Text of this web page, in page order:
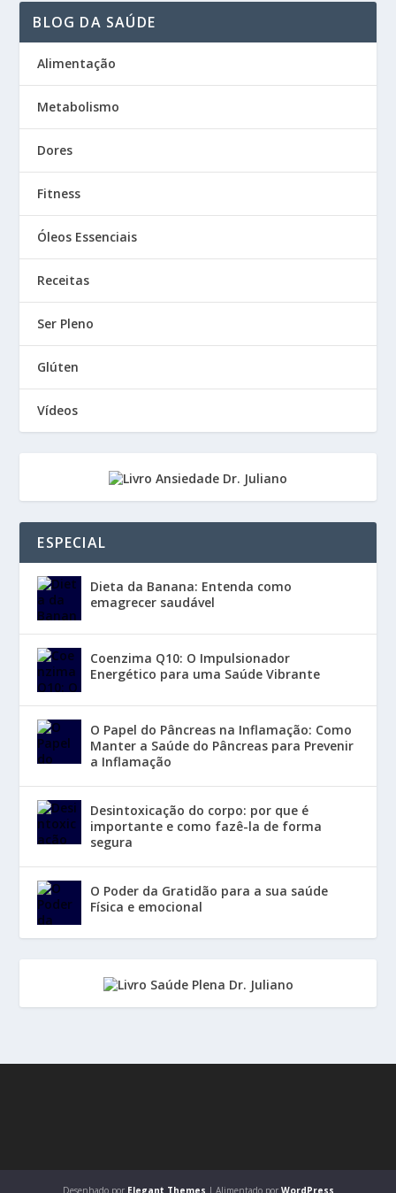
BLOG DA SAÚDE
Alimentação
Metabolismo
Dores
Fitness
Óleos Essenciais
Receitas
Ser Pleno
Glúten
Vídeos
ESPECIAL
Dieta da Banana: Entenda como
emagrecer saudável
Coenzima Q10: O Impulsionador
Energético para uma Saúde Vibrante
O Papel do Pâncreas na Inflamação: Como
Manter a Saúde do Pâncreas para Prevenir
a Inflamação
Desintoxicação do corpo: por que é
importante e como fazê-la de forma
segura
O Poder da Gratidão para a sua saúde
Física e emocional
Desenhado por Elegant Themes | Alimentado por WordPress